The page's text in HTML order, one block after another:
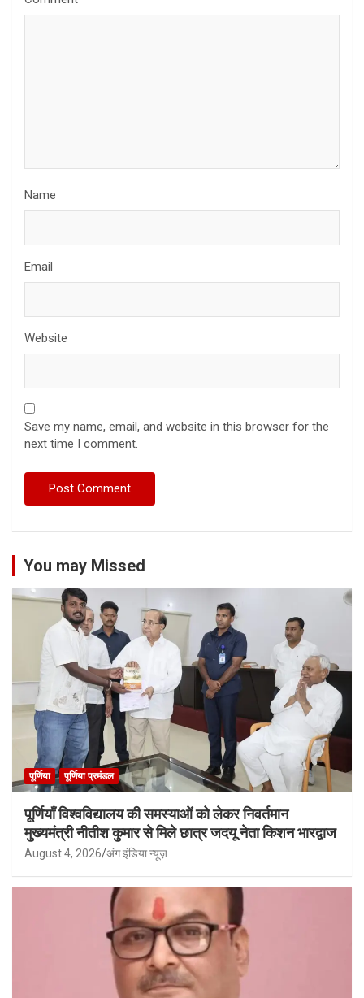
Name
Email
Website
Save my name, email, and website in this browser for the
next time I comment.
You may Missed
पूर्णिया पूर्णिया प्रमंडल
पूर्णियाँ विश्वविद्यालय की समस्याओं को लेकर निवर्तमान
मुख्यमंत्री नीतीश कुमार से मिले छात्र जदयू नेता किशन भारद्वाज
August 4, 2026 अंग इंडिया न्यूज़